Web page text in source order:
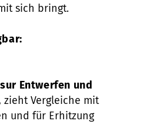
sich bringt.
Entwerfen und
zieht Vergleiche mit
und für Erhitzung